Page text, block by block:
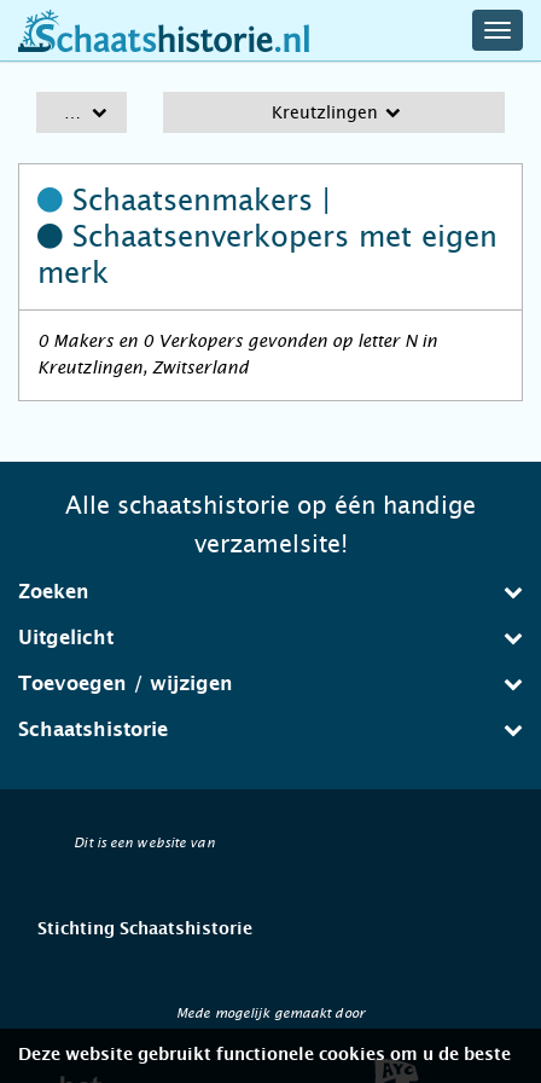
schaatshistorie.nl
Kreutzlingen
Schaatsenmakers |
Schaatsenverkopers met eigen
merk
0 Makers en 0 Verkopers gevonden op letter N in
Kreutzlingen, Zwitserland
Alle schaatshistorie op één handige
verzamelsite!
Zoeken
Uitgelicht
Toevoegen / wijzigen
Schaatshistorie
Dit is een website van
Stichting Schaatshistorie
Mede mogelijk gemaakt door
Deze website gebruikt functionele cookies om u de beste